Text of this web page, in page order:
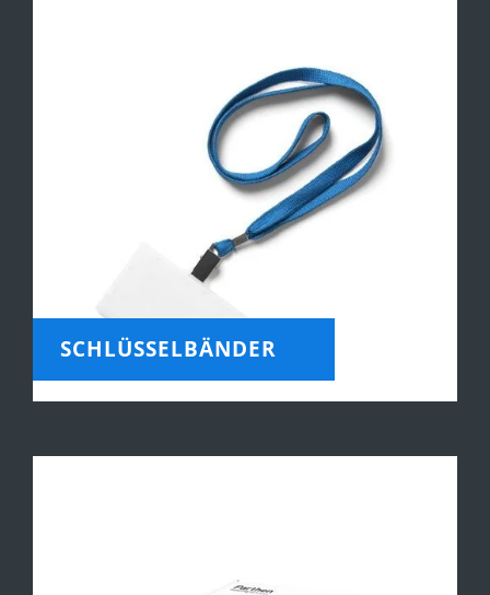
SCHLÜSSELBÄNDER